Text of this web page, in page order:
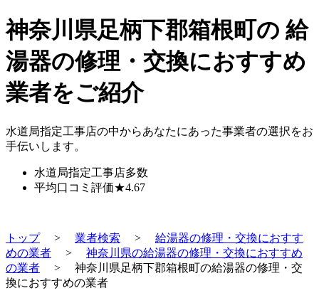
神奈川県足柄下郡箱根町の 給
湯器の修理・交換におすすめ
業者をご紹介
水道局指定工事店の中からあなたにあった事業者の選択をお
手伝いします。
水道局指定工事店多数
平均口コミ評価★4.67
トップ> 業者検索 > 給湯器の修理・交換におすす
めの業者 > 神奈川県の給湯器の修理・交換におすすめ
の業者 > 神奈川県足柄下郡箱根町の給湯器の修理・交
換におすすめの業者